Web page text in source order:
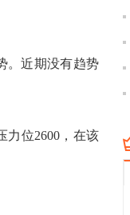
。近期没有趋势
位2600，在该